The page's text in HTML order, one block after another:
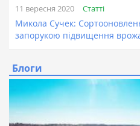
11 вересня 2020 Статті
Микола Сучек:
запорукою підвищення
Блоги